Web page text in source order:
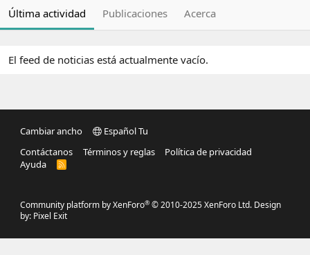
Última actividad
Publicaciones Acerca
El feed de noticias está actualmente vacío.
Cambiar ancho
Español Tu
Contáctanos
Términos y reglas
Política de privacidad
Ayuda
R
Community platform by XenForo® © 2010-2025 XenForo Ltd. Design
by: Pixel Exit